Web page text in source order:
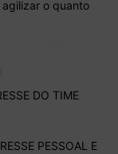
o quanto
DO TIME
PESSOAL E